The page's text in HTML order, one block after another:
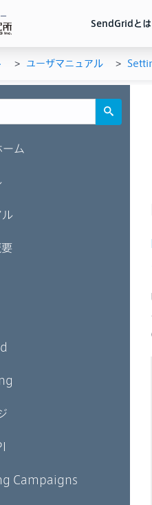
SendGridとは
SendGridとは
メール送信API
活用ガイド
動画
メールマーケ
ドキュメント
ユーザマニュアル
サポート
よくあるご質問
ユーザマニュアル
ム
Campaigns